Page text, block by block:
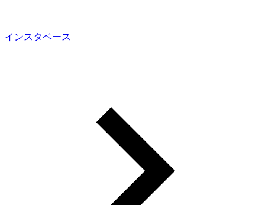
インスタベース